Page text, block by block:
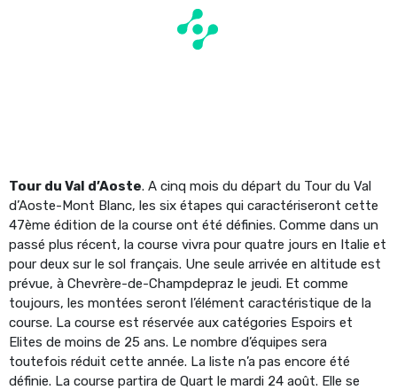
Tour du Val d’Aoste. A cinq mois du départ du Tour du Val
d’Aoste-Mont Blanc, les six étapes qui caractériseront cette
47ème édition de la course ont été définies. Comme dans un
passé plus récent, la course vivra pour quatre jours en Italie et
pour deux sur le sol français. Une seule arrivée en altitude est
prévue, à Chevrère-de-Champdepraz le jeudi. Et comme
toujours, les montées seront l’élément caractéristique de la
course. La course est réservée aux catégories Espoirs et
Elites de moins de 25 ans. Le nombre d’équipes sera
toutefois réduit cette année. La liste n’a pas encore été
définie. La course partira de Quart le mardi 24 août. Elle se